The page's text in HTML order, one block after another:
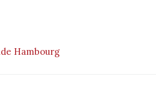
Hambourg